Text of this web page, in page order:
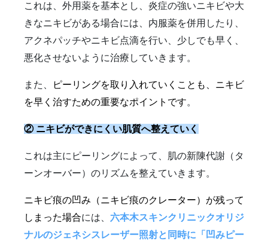
これは、外用薬を基本とし、炎症の強いニキビや大
きなニキビがある場合には、内服薬を併用したり、
アクネパッチやニキビ点滴を行い、少しでも早く、
悪化させないように治療していきます。
また、
ピーリングを取り入れていくことも、ニキビ
を早く治すための重要なポイントです。
② ニキビができにくい肌質へ整えていく
これは主にピーリングによって、肌の新陳代謝（タ
ーンオーバー）のリズムを整えていきます。
ニキビ痕の凹み（ニキビ痕のクレーター）が残って
しまった場合には、 六本木スキンクリニックオリジ
ナルのジェネシスレーザー照射と同時に「凹みピー